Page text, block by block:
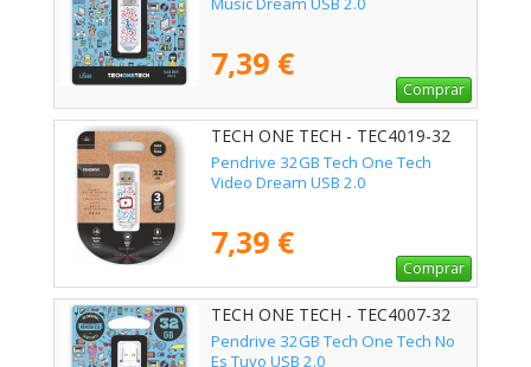
7,39 €
Comprar
TECH ONE TECH - TEC4019-32
Pendrive 32GB Tech One Tech
Video Dream USB 2.0
7,39 €
Comprar
TECH ONE TECH - TEC4007-32
Pendrive 32GB Tech One Tech No
Es Tuyo USB 2.0